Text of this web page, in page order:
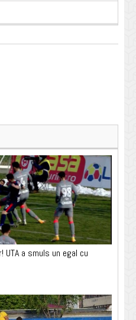
UTA a smuls un egal cu